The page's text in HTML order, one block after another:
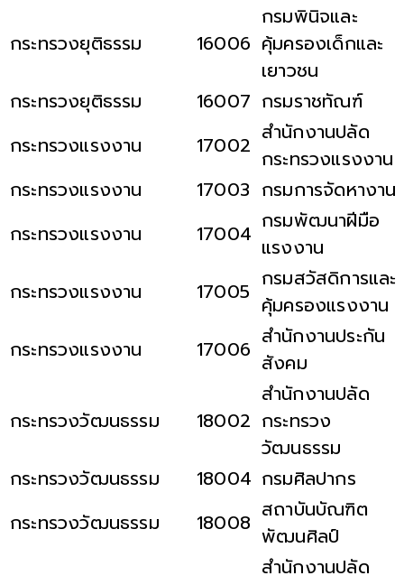
กระทรวงยุติธรรม 16006
กรมพินิจและ
คุ้มครองเด็กและ
เยาวชน
กระทรวงยุติธรรม
16007 กรมราชทัณฑ์
กระทรวงแรงงาน
17002 สำนักงานปลัด
กระทรวงแรงงาน
กระทรวงแรงงาน
17003 กรมการจัดหางาน
กระทรวงแรงงาน
17004 กรมพัฒนาฝีมือ
แรงงาน
กระทรวงแรงงาน
17005 กรมสวัสดิการและ
คุ้มครองแรงงาน
กระทรวงแรงงาน
17006 สำนักงานประกัน
สังคม
กระทรวงวัฒนธรรม 18002
สำนักงานปลัด
กระทรวง
วัฒนธรรม
กระทรวงวัฒนธรรม
18004 กรมศิลปากร
กระทรวงวัฒนธรรม
18008 สถาบันบัณฑิต
พัฒนศิลป์
สำนักงานปลัด